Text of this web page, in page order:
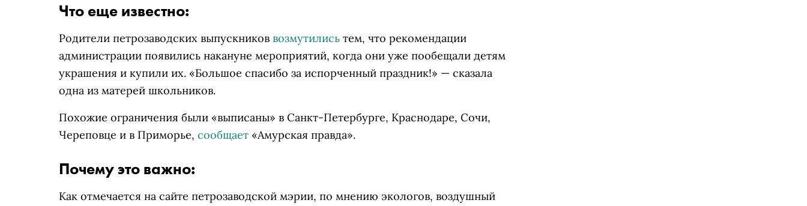
Что еще известно:
Родители петрозаводских выпускников возмутились тем, что рекомендации
администрации появились накануне мероприятий, когда они уже пообещали детям
украшения и купили их. «Большое спасибо за испорченный праздник!» — сказала
одна из матерей школьников.
Похожие ограничения были «выписаны» в Санкт-Петербурге, Краснодаре, Сочи,
Череповце и в Приморье, сообщает «Амурская правда».
Почему это важно:
Как отмечается на сайте петрозаводской мэрии, по мнению экологов, воздушный